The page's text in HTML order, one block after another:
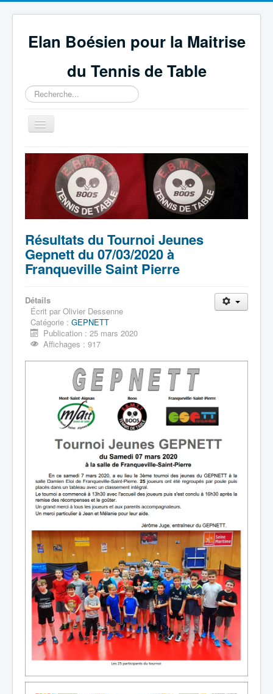
Elan Boésien pour la Maitrise
du Tennis de Table
Rechercher
Basculer
la
Accueil
Association
Compétitions
GEPNETT
Partenaires
Technique et règlement
Contacts
Evènements
Archives
Résultats du Tournoi Jeunes
Gepnett du 07/03/2020 à
Franqueville Saint Pierre
Détails
Écrit par Olivier Dessenne
Catégorie : GEPNETT
Publication : 25 mars 2020
Affichages : 917